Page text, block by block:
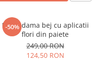
-50%
Bluza dama bej cu aplicatii
flori din paiete
249,00 RON
124,50 RON